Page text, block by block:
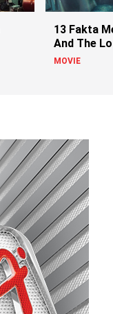
13 Fakta
And The
Terbaru
MOVIE